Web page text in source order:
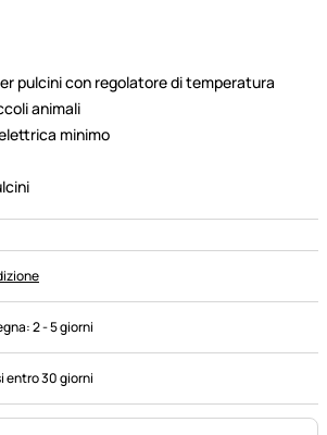
pulcini con regolatore di temperatura
animali
minimo
2 - 5 giorni
entro 30 giorni